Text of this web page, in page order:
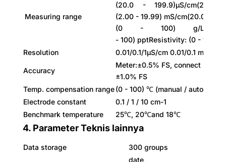
Measuring range
(20.0 - 199.9)μS/cm(200 -
(2.00 - 19.99) mS/cm(20.0 -
(0 - 100) g/
- 100) pptResistivity: (0 - 100)
Resolution
0.01/0.1/1μS/cm 0.01/0.1 mS/cm
Accuracy
Meter:±0.5% FS, connect meter
±1.0% FS
Temp. compensation range(0 - 100) ℃ (manual / auto)
Electrode constant
0.1 / 1 / 10 cm-1
Benchmark temperature
25℃, 20℃and 18℃
4. Parameter Teknis lainnya
Data storage 300 groups
date,